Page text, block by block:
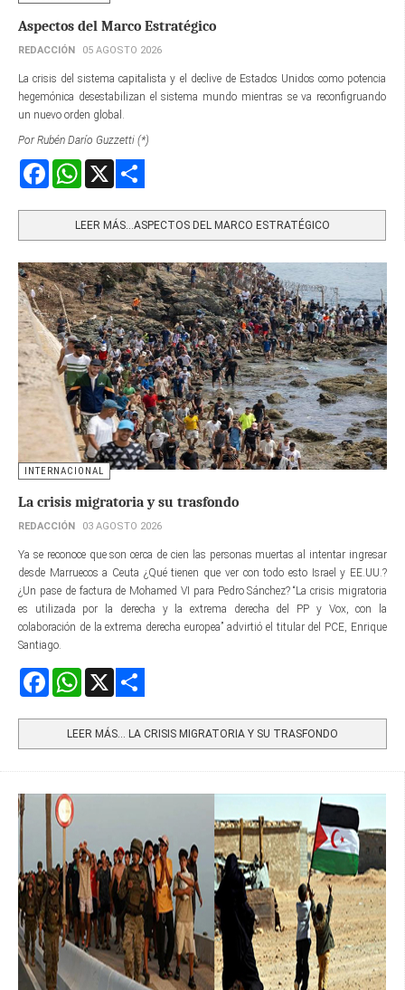
Aspectos del Marco Estratégico
REDACCIÓN 05 AGOSTO 2026
La crisis del sistema capitalista y el declive de Estados Unidos como potencia
hegemónica desestabilizan el sistema mundo mientras se va reconfigruando
un nuevo orden global.
Por Rubén Darío Guzzetti (*)
FacebookWhatsApp
LEER MÁS…ASPECTOS DEL MARCO ESTRATÉGICO
INTERNACIONAL
La crisis migratoria y su trasfondo
REDACCIÓN 03 AGOSTO 2026
Ya se reconoce que son cerca de cien las personas muertas al intentar ingresar
desde Marruecos a Ceuta ¿Qué tienen que ver con todo esto Israel y EE.UU.?
¿Un pase de factura de Mohamed VI para Pedro Sánchez? “La crisis migratoria
es utilizada por la derecha y la extrema derecha del PP y Vox, con la
colaboración de la extrema derecha europea” advirtió el titular del PCE, Enrique
Santiago.
FacebookWhatsApp
LEER MÁS… LA CRISIS MIGRATORIA Y SU TRASFONDO